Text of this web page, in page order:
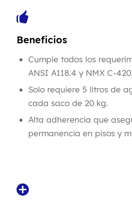
Beneficios
Cumple todos los
ANSI A118.4 y NMX C-420.
Solo requiere 5 litros de
cada saco de 20 kg.
Alta adherencia que
permanencia en pisos y